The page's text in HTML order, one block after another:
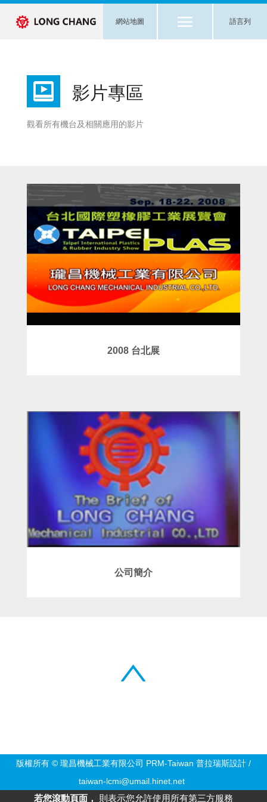
語言列
網站地圖
影片專區
觀看所有機台及相關應用的影片
2008 台北展
公司簡介
版權所有 © 瓏昌機械工業有限公司 PRM-Taiwan 普拉瑞斯設計/
taiwan-lcmi@umail.hinet.net
若您滾動頁面， 則表示您允許使用所有第三方服務